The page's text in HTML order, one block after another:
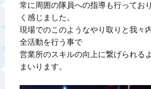
常に周囲の隊員への指導も行ってお
く感じました。
現場でのこのようなやり取りと我々
全活動を行う事で
営業所のスキルの向上に繋げられる
まいります。